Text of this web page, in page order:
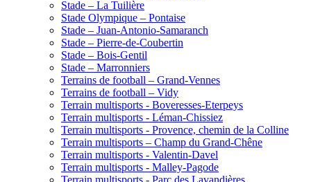
Stade – La Tuilière
Stade Olympique – Pontaise
Stade – Juan-Antonio-Samaranch
Stade – Pierre-de-Coubertin
Stade – Bois-Gentil
Stade – Marronniers
Terrains de football – Grand-Vennes
Terrains de football – Vidy
Terrain multisports - Boveresses-Eterpeys
Terrain multisports - Léman-Chissiez
Terrain multisports - Provence, chemin de la Colline
Terrain multisports – Champ du Grand-Chêne
Terrain multisports - Valentin-Davel
Terrain multisports - Malley-Pagode
Terrain multisports - Parc des Lavandières